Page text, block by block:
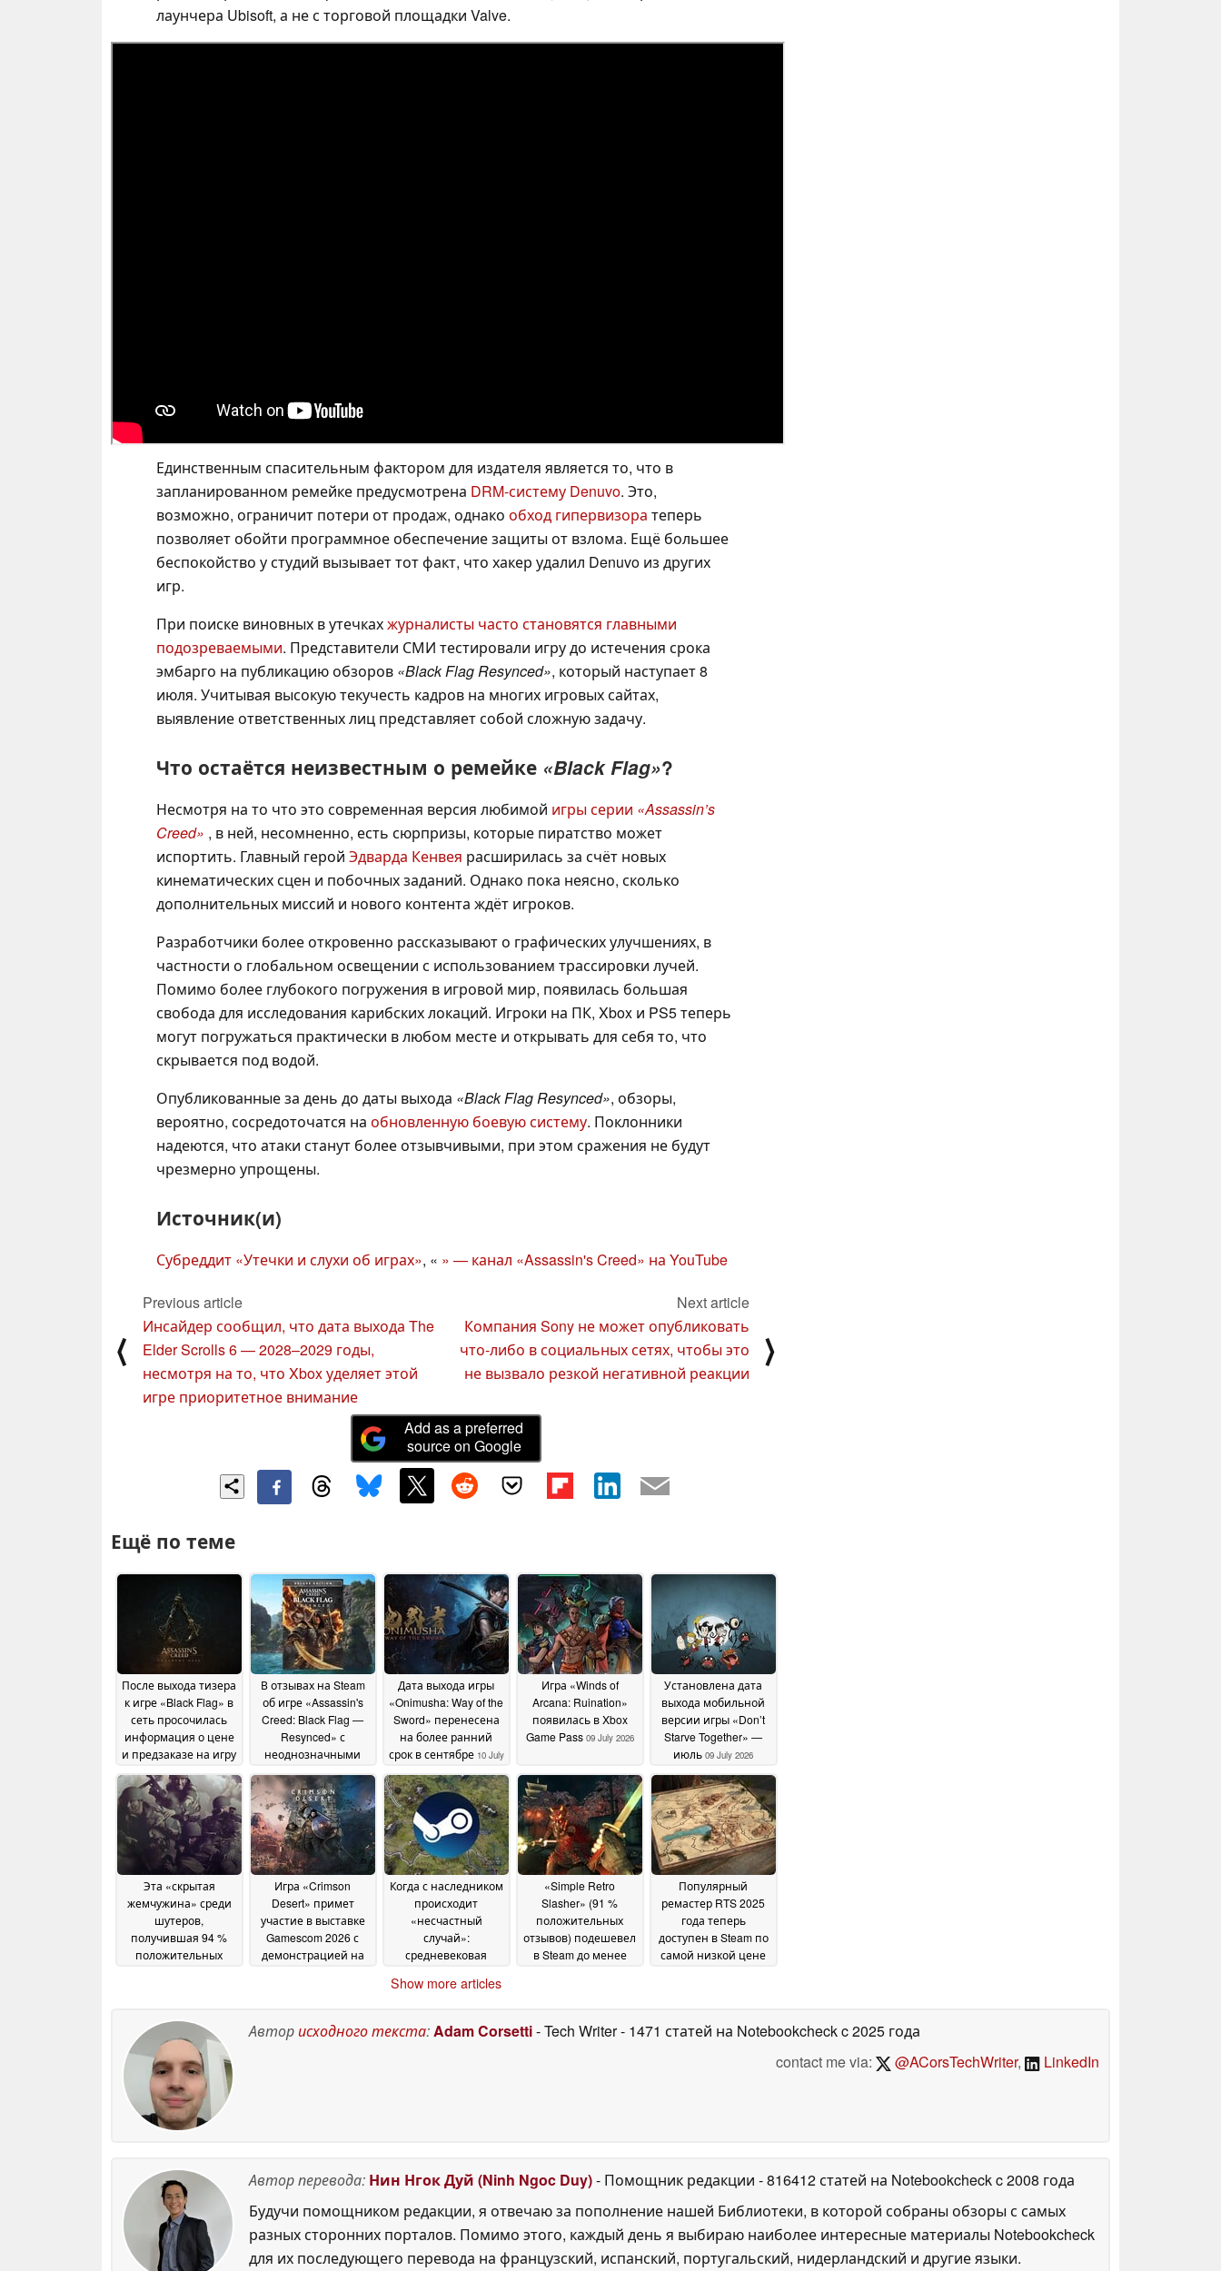
лаунчера Ubisoft, а не с торговой площадки Valve.
Единственным спасительным фактором для издателя является то, что в
запланированном ремейке предусмотрена DRM-систему Denuvo. Это,
возможно, ограничит потери от продаж, однако обход гипервизора теперь
позволяет обойти программное обеспечение защиты от взлома. Ещё большее
беспокойство у студий вызывает тот факт, что хакер удалил Denuvo из других
игр.
При поиске виновных в утечкахжурналисты часто становятся главными
подозреваемыми. Представители СМИ тестировали игру до истечения срока
эмбарго на публикацию обзоров «Black Flag Resynced», который наступает 8
июля. Учитывая высокую текучесть кадров на многих игровых сайтах,
выявление ответственных лиц представляет собой сложную задачу.
Что остаётся неизвестным о ремейке «Black Flag»?
Несмотря на то что это современная версия любимой игры серии «Assassin’s
Creed» , в ней, несомненно, есть сюрпризы, которые пиратство может
испортить. Главный герой Эдварда Кенвея расширилась за счёт новых
кинематических сцен и побочных заданий. Однако пока неясно, сколько
дополнительных миссий и нового контента ждёт игроков.
Разработчики более откровенно рассказывают о графических улучшениях, в
частности о глобальном освещении с использованием трассировки лучей.
Помимо более глубокого погружения в игровой мир, появилась большая
свобода для исследования карибских локаций. Игроки на ПК, Xbox и PS5 теперь
могут погружаться практически в любом месте и открывать для себя то, что
скрывается под водой.
Опубликованные за день до даты выхода «Black Flag Resynced», обзоры,
вероятно, сосредоточатся на обновленную боевую систему. Поклонники
надеются, что атаки станут более отзывчивыми, при этом сражения не будут
чрезмерно упрощены.
Источник(и)
Субреддит «Утечки и слухи об играх», « » — канал «Assassin's Creed» на YouTube
⟨
Previous article
Инсайдер сообщил, что дата выхода The
Elder Scrolls 6 — 2028–2029 годы,
несмотря на то, что Xbox уделяет этой
игре приоритетное внимание
Next article
Компания Sony не может опубликовать
что-либо в социальных сетях, чтобы это
не вызвало резкой негативной реакции
⟩
Add as a preferred
source on Google
Ещё по теме
После выхода тизера
к игре «Black Flag» в
сеть просочилась
информация о цене
и предзаказе на игру
Codename Hexe»15
July 2026
В отзывах на Steam
об игре «Assassin's
Creed: Black Flag —
Resynced» с
неоднозначными
критикуются
микротранзакции10
July 2026
Дата выхода игры
«Onimusha: Way of the
Sword» перенесена
на более ранний
срок в сентябре 10 July
2026
Игра «Winds of
Arcana: Ruination»
появилась в Xbox
Game Pass 09 July 2026
Установлена дата
выхода мобильной
версии игры «Don’t
Starve Together» —
июль 09 July 2026
Эта «скрытая
жемчужина» среди
шутеров,
получившая 94 %
положительных
08 July 2026
Игра «Crimson
Desert» примет
участие в выставке
Gamescom 2026 с
демонстрацией на
Когда с наследником
происходит
«несчастный
случай»:
средневековая
со скидкой 70 % в
«Simple Retro
Slasher» (91 %
положительных
отзывов) подешевел
в Steam до менее
Популярный
ремастер RTS 2025
года теперь
доступен в Steam по
самой низкой цене
Show more articles
Авторисходного текста:Adam Corsetti- Tech Writer- 1471 статей на Notebookcheckc 2025 года
contact me via:
@ACorsTechWriter, LinkedIn
Автор перевода: Нин Нгок Дуй (Ninh Ngoc Duy)- Помощник редакции - 816412 статей на Notebookcheckc 2008 года
Будучи помощником редакции, я отвечаю за пополнение нашей Библиотеки, в которой собраны обзоры с самых
разных сторонних порталов. Помимо этого, каждый день я выбираю наиболее интересные материалы Notebookcheck
для их последующего перевода на французский, испанский, португальский, нидерландский и другие языки.